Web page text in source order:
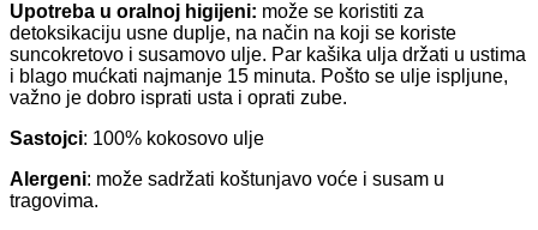
Upotreba u oralnoj higijeni: može se koristiti za
detoksikaciju usne duplje, na način na koji se koriste
suncokretovo i susamovo ulje. Par kašika ulja držati u ustima
i blago mućkati najmanje 15 minuta. Pošto se ulje ispljune,
važno je dobro isprati usta i oprati zube.
Sastojci: 100% kokosovo ulje
Alergeni: može sadržati koštunjavo voće i susam u
tragovima.